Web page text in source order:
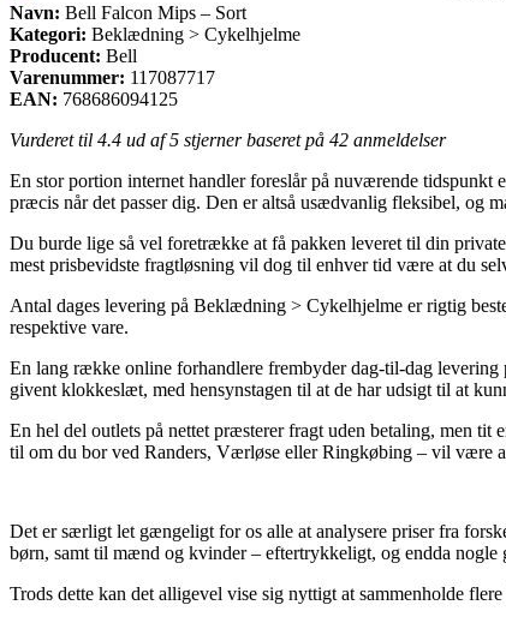
Navn: Bell Falcon Mips – Sort
Kategori: Beklædning > Cykelhjelme
Producent: Bell
Varenummer: 117087717
EAN: 768686094125
Vurderet til 4.4 ud af 5 stjerner baseret på 42 anmeldelser
En stor portion internet handler foreslår på nuværende
præcis når det passer dig. Den er altså usædvanlig fleksibel, og
Du burde lige så vel foretrække at få pakken leveret til din
mest prisbevidste fragtløsning vil dog til enhver tid være at du
Antal dages levering på Beklædning > Cykelhjelme er rigtig
respektive vare.
En lang række online forhandlere frembyder dag-til-dag
givent klokkeslæt, med hensynstagen til at de har udsigt til at
En hel del outlets på nettet præsterer fragt uden betaling, men tit
til om du bor ved Randers, Værløse eller Ringkøbing – vil være
Det er særligt let gængeligt for os alle at analysere priser fra
børn, samt til mænd og kvinder – eftertrykkeligt, og endda nogle
Trods dette kan det alligevel vise sig nyttigt at sammenholde